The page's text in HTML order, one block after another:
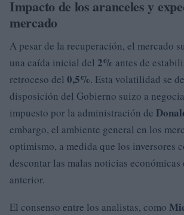
Impacto de los aranceles y
mercado
A pesar de la recuperación, el mercado
una caída inicial del 2% antes de
retroceso del 0,5%. Esta volatilidad se
disposición del Gobierno suizo a
impuesto por la administración de
embargo, el ambiente general en los
optimismo, a medida que los inversores
descontar las malas noticias económicas
anterior.
El consenso entre los analistas, como